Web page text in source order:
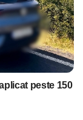
peste 150